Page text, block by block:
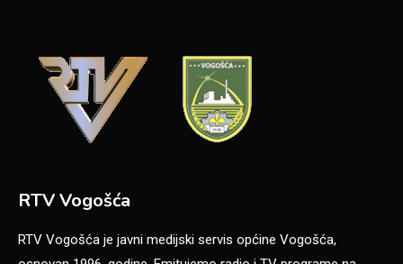
RTV Vogošća
RTV Vogošća je javni medijski servis općine Vogošća,